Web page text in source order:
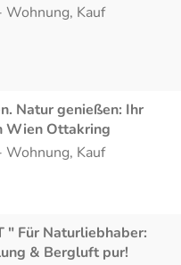
Wohnung, Kauf
Natur genießen: Ihr
Wien Ottakring
Wohnung, Kauf
" Für Naturliebhaber:
& Bergluft pur!